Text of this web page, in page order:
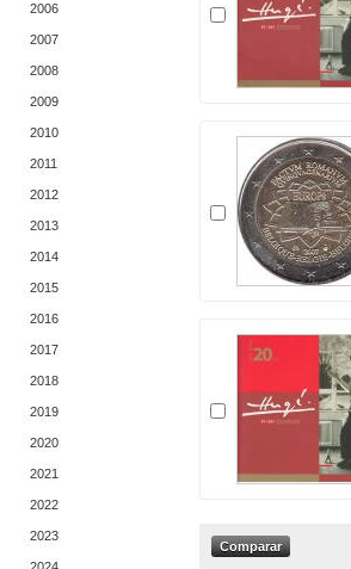
2006
2007
2008
2009
2010
2011
2012
2013
2014
2015
2016
2017
2018
2019
2020
2021
2022
2023